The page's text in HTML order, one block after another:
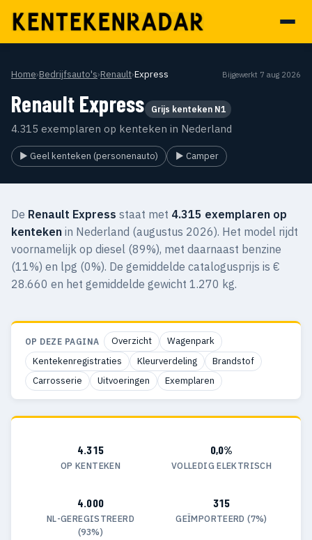
Home›Bedrijfsauto's›Renault›Express Bijgewerkt 7 aug 2026
Renault Express Grijs kenteken N1
4.315 exemplaren op kenteken in Nederland
▶ Geel kenteken (personenauto) ▶ Camper
De Renault Express staat met 4.315 exemplaren op
kenteken in Nederland (augustus 2026). Het model rijdt
voornamelijk op diesel (89%), met daarnaast benzine
(11%) en lpg (0%). De gemiddelde catalogusprijs is €
28.660 en het gemiddelde gewicht 1.270 kg.
OP DEZE PAGINA Overzicht
Wagenpark
Kentekenregistraties
Kleurverdeling
Brandstof
Carrosserie
Uitvoeringen Exemplaren
4.315
OP KENTEKEN
0,0%
VOLLEDIG ELEKTRISCH
4.000
NL-GEREGISTREERD
(93%)
315
GEÏMPORTEERD (7%)